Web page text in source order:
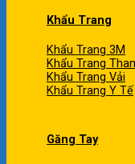
Khẩu Trang
Khẩu Trang 3M
Khẩu Trang
Khẩu Trang Vải
Khẩu Trang Y Tế
Găng Tay